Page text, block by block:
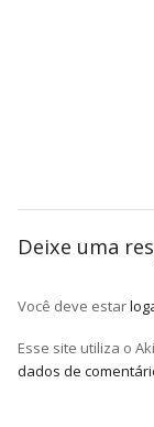
Deixe uma
Você deve estar
Esse site utiliza o
dados de